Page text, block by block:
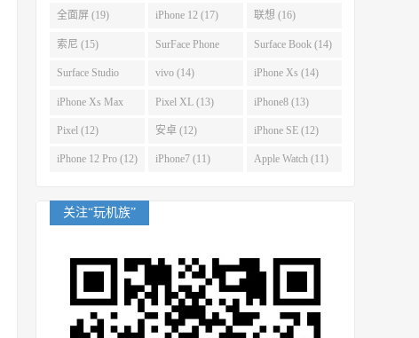
全面屏 (19) iPhone 12 (17) 联想 (16)
索尼 (15) SurFace Phone
(14)
Surface Book (14)
Surface Studio
(14)
vivo (14) iPhone Xs (14)
iPhone Xs Max
(14)
Pixel XL (13) iPhone8 (13)
Pixel (12) 安卓 (12) iPhone SE (12)
iPhone 12 Pro (12) iPhone7 (11) Apple Watch (11)
关注“玩机族”